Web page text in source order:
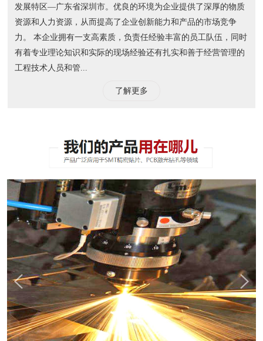
发展特区—广东省深圳市。优良的环境为企业提供了深厚的物质
资源和人力资源，从而提高了企业创新能力和产品的市场竞争
力。 本企业拥有一支高素质，负责任经验丰富的员工队伍，同时
有着专业理论知识和实际的现场经验还有扎实和善于经营管理的
工程技术人员和管...
了解更多